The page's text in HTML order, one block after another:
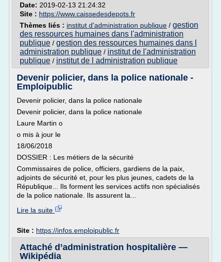
Date: 2019-02-13 21:24:32
Site : https://www.caissedesdepots.fr
Thèmes liés : institut d'administration publique / gestion
des ressources humaines dans l'administration
publique / gestion des ressources humaines dans l
administration publique / institut de l'administration
publique / institut de l administration publique
Devenir policier, dans la police nationale -
Emploipublic
Devenir policier, dans la police nationale
Devenir policier, dans la police nationale
Laure Martin o
o mis à jour le
18/06/2018
DOSSIER : Les métiers de la sécurité
Commissaires de police, officiers, gardiens de la paix,
adjoints de sécurité et, pour les plus jeunes, cadets de la
République... Ils forment les services actifs non spécialisés
de la police nationale. Ils assurent la...
Lire la suite
Site : https://infos.emploipublic.fr
Attaché d’administration hospitalière —
Wikipédia